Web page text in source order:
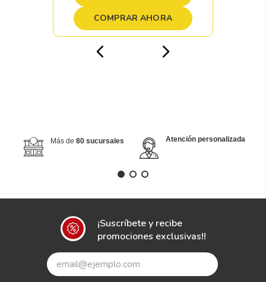
COMPRAR AHORA
Más de 80 sucursales Atención personalizada
¡Suscríbete y recibe
promociones exclusivas!!